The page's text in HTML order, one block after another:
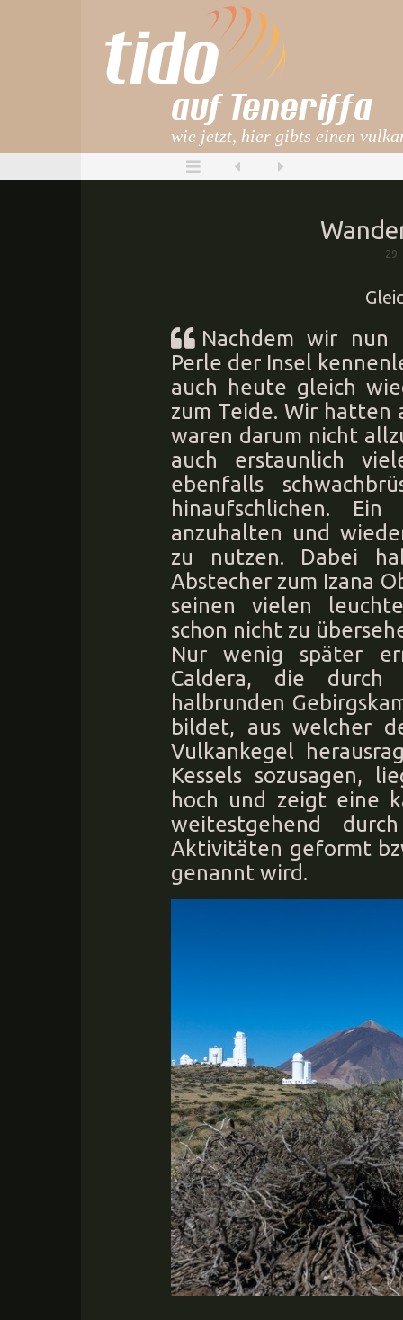
auf Teneriffa
wie jetzt, hier gibts einen
Nachdem wir nun
Perle der Insel
auch heute gleich
zum Teide. Wir hatten
waren darum nicht
auch erstaunlich
ebenfalls
hinaufschlichen.
anzuhalten und
zu nutzen. Dabei
Abstecher zum Izana
seinen vielen
schon nicht zu
Nur wenig später
Caldera, die durch
halbrunden
bildet, aus welcher
Vulkankegel
Kessels sozusagen,
hoch und zeigt eine
weitestgehend
Aktivitäten geformt
genannt wird.